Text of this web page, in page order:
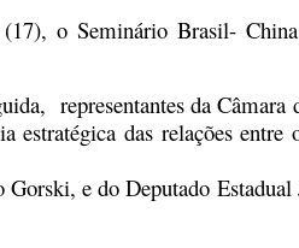
o Seminário Brasil-
representantes da
das relações entre
e do Deputado Estadual